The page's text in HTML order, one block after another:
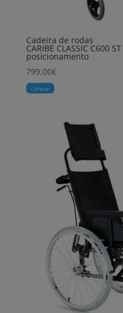
Cadeira de rodas
CARIBE CLASSIC C600 ST
posicionamento
799,00€
Comprar